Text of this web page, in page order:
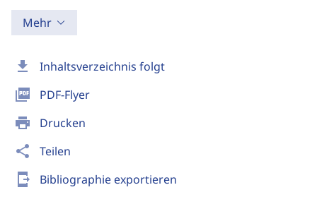
download Inhaltsverzeichnis folgt
picture_as_pdf PDF-Flyer
print Drucken
share Teilen
send_to_mobile Bibliographie exportieren
Mehr